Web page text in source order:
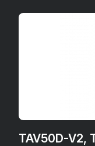
TAV50D-V2,